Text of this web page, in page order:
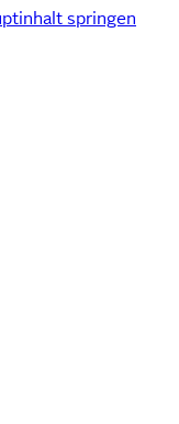
springen